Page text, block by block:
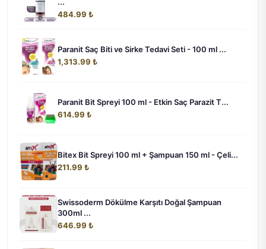
484.99 ₺
Paranit Saç Biti ve Sirke Tedavi Seti - 100 ml ...
1,313.99 ₺
Paranit Bit Spreyi 100 ml - Etkin Saç Parazit T...
614.99 ₺
Bitex Bit Spreyi 100 ml + Şampuan 150 ml - Çeli...
211.99 ₺
Swissoderm Dökülme Karşıtı Doğal Şampuan
300ml ...
646.99 ₺